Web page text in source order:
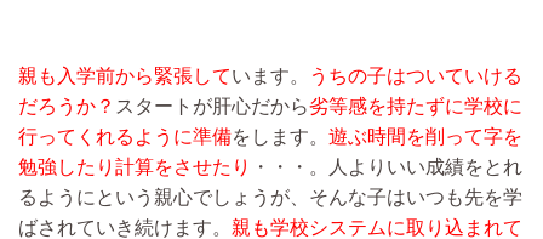
親も入学前から緊張しています。
うちの子はついていける
だろうか？ スタートが肝心だから劣等感を持たずに学校に
行ってくれるように準備をします。 遊ぶ時間を削って字を
勉強したり計算をさせたり
・・・。人よりいい成績をとれ
るようにという親心でしょうが、そんな子はいつも先を学
ばされていき続けます。 親も学校システムに取り込まれて